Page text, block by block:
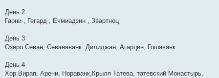
День 2
Гарни , Гегард , Ечмиадзин , Звартноц
День 3
Озеро Севан, Севанаванк. Дилиджан, Агарцин, Гошаванк
День 4
Хор Вирап, Арени, Нораванк,Крыля Татева, татевский Монастырь,